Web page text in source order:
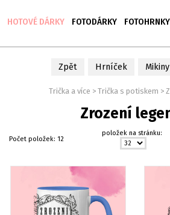
HOTOVÉ DÁRKY FOTODÁRKY FOTOHRNKY
Zpět Hrníček Mikiny
Trička a více > Trička s potiskem >
Zrození
Počet položek: 12
položek na stránku: